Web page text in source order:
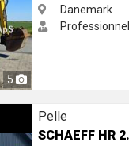
5
Danemark
Professionnel
2,0 2 tons
Pelle
SCHAEFF HR